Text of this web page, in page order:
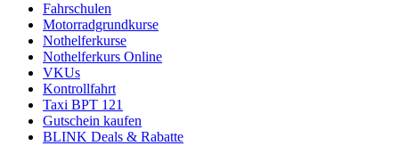
Fahrschulen
Motorradgrundkurse
Nothelferkurse
Nothelferkurs Online
VKUs
Kontrollfahrt
Taxi BPT 121
Gutschein kaufen
BLINK Deals & Rabatte